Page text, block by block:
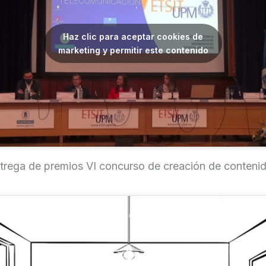
Haz clic para aceptar cookies de
marketing y permitir este contenido
de premios VI concurso de creación de